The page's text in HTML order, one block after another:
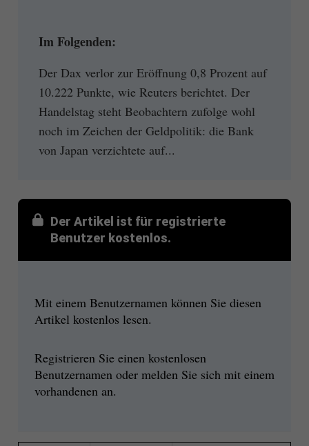
Im Folgenden:
Der Dax verlor zur Eröffnung 0,8 Prozent auf
10.222 Punkte, wie Reuters berichtet. Der
Handelstag steht Beobachtern zufolge wohl
noch im Zeichen der Geldpolitik: die Bank
von Japan verzichtete auf...
Der Artikel ist für registrierte
Benutzer kostenlos.
Mit einem Benutzernamen können Sie diesen
Artikel kostenlos lesen.
Registrieren Sie einen kostenlosen
Benutzernamen oder melden Sie sich mit einem
vorhandenen an.